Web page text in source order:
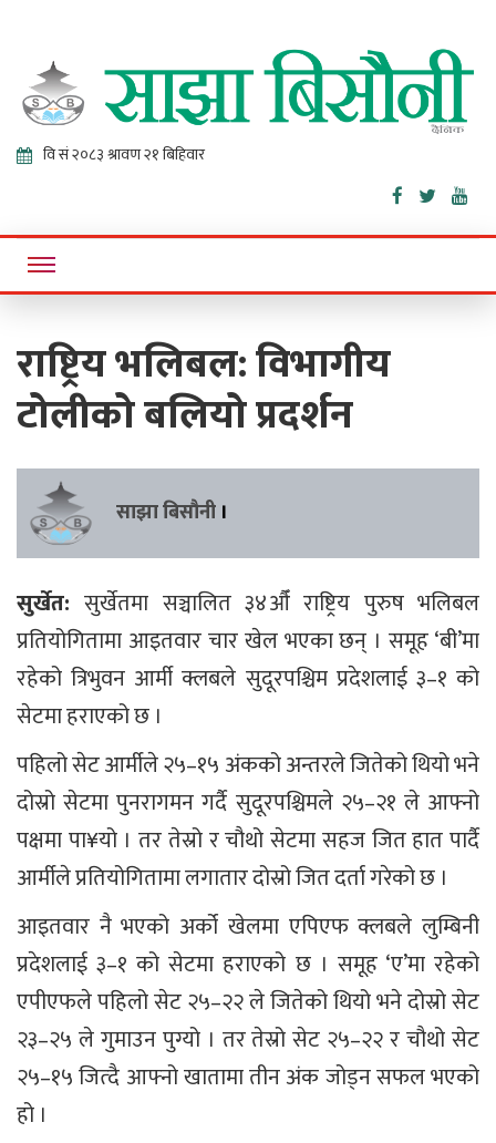
Sajha
Bisaunee
Online News Portal
राष्ट्रिय भलिबल: विभागीय
टोलीको बलियो प्रदर्शन
साझा बिसौनी ।
सुर्खेत:सुर्खेतमा सञ्चालित ३४औँ राष्ट्रिय पुरुष भलिबल
प्रतियोगितामा आइतवार चार खेल भएका छन् । समूह ‘बी’मा
रहेको त्रिभुवन आर्मी क्लबले सुदूरपश्चिम प्रदेशलाई ३–१ को
सेटमा हराएको छ ।
पहिलो सेट आर्मीले २५–१५ अंकको अन्तरले जितेको थियो भने
दोस्रो सेटमा पुनरागमन गर्दै सुदूरपश्चिमले २५–२१ ले आफ्नो
पक्षमा पा¥यो । तर तेस्रो र चौथो सेटमा सहज जित हात पार्दै
आर्मीले प्रतियोगितामा लगातार दोस्रो जित दर्ता गरेको छ ।
आइतवार नै भएको अर्को खेलमा एपिएफ क्लबले लुम्बिनी
प्रदेशलाई ३–१ को सेटमा हराएको छ । समूह ‘ए’मा रहेको
एपीएफले पहिलो सेट २५–२२ ले जितेको थियो भने दोस्रो सेट
२३–२५ ले गुमाउन पुग्यो । तर तेस्रो सेट २५–२२ र चौथो सेट
२५–१५ जित्दै आफ्नो खातामा तीन अंक जोड्न सफल भएको
हो ।